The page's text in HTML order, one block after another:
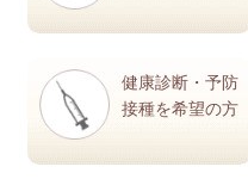
特色と取り組み
採用情報
交通アクセス
健康診断・予防
接種を希望の方